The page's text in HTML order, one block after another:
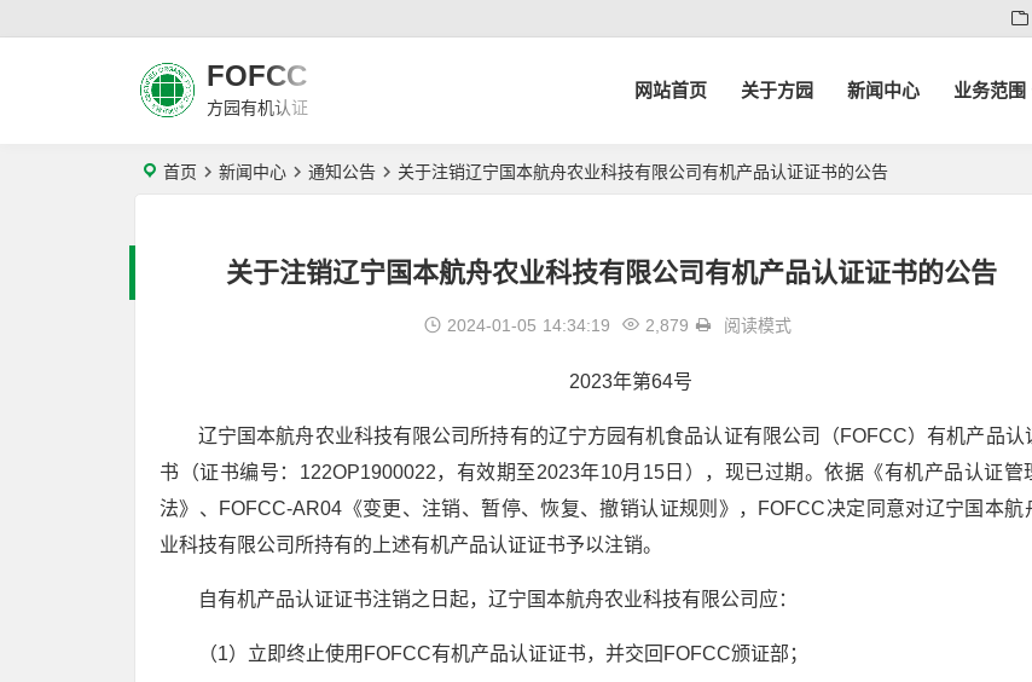
FOFCC
方园有机认证
网站首页 关于方园 新闻中心 业务范围
首页 新闻中心 通知公告 关于注销辽宁国本航舟农业科技有限公司有机产品认证证书的公告
关于注销辽宁国本航舟农业科技有限公司有机产品认证证书的公告
2024-01-05 14:34:19 2,879 阅读模式
2023年第64号
辽宁国本航舟农业科技有限公司所持有的辽宁方园有机食品认证有限公司（FOFCC）有机产品认
书（证书编号：122OP1900022，有效期至2023年10月15日），现已过期。依据《有机产品认证管
法》、FOFCC-AR04《变更、注销、暂停、恢复、撤销认证规则》，FOFCC决定同意对辽宁国本航
业科技有限公司所持有的上述有机产品认证证书予以注销。
自有机产品认证证书注销之日起，辽宁国本航舟农业科技有限公司应：
（1）立即终止使用FOFCC有机产品认证证书，并交回FOFCC颁证部；